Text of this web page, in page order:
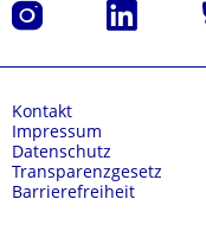
Instagram LinkedIn
Kontakt
Impressum
Datenschutz
Transparenzgesetz
Barrierefreiheit